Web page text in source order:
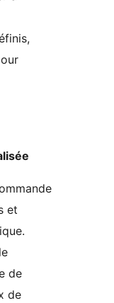
et
de
de